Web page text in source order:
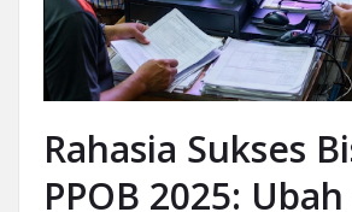
Rahasia Sukses
PPOB 2025: